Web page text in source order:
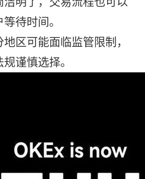
待时间。
区可能面临监管限制，
谨慎选择。